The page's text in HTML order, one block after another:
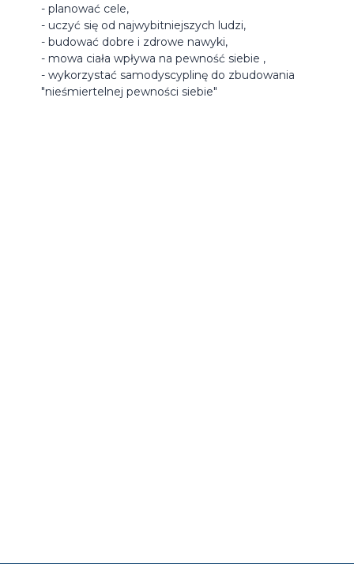
- planować cele,
- uczyć się od najwybitniejszych ludzi,
- budować dobre i zdrowe nawyki,
- mowa ciała wpływa na pewność siebie ,
- wykorzystać samodyscyplinę do zbudowania
"nieśmiertelnej pewności siebie"